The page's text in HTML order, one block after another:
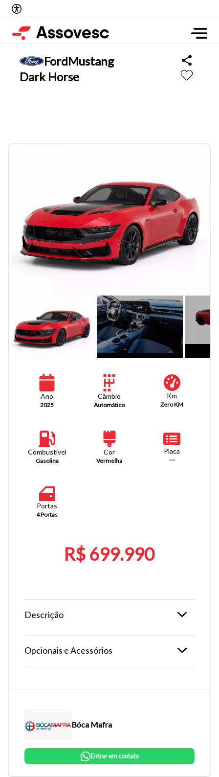
FordMustang
Dark Horse
Ano
2025
Câmbio
Automático
Km
Zero KM
Combustível
Gasolina
Cor
Vermelha
Placa
---
Portas
4 Portas
R$ 699.990
Descrição
Opcionais e Acessórios
Bóca Mafra
Entrar em contato